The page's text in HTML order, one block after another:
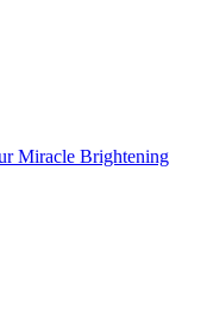
Miracle Brightening